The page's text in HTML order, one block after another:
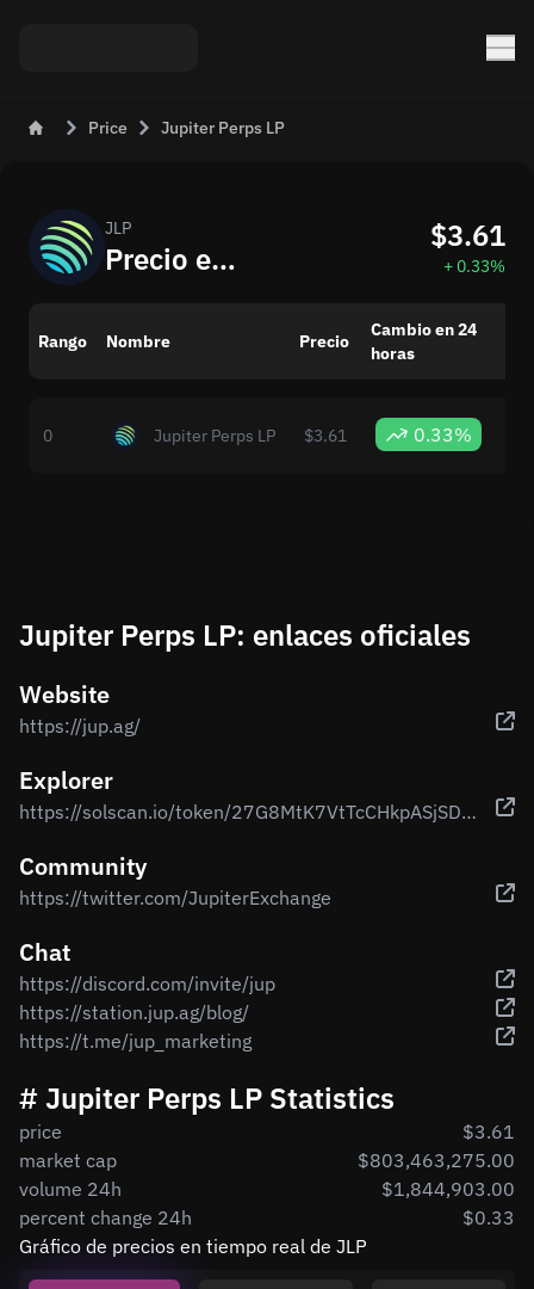
Price Jupiter Perps LP
JLP
Precio en Vivo de Jupiter Perps LP (JLP) Hoy
$3.61
+ 0.33%
Rango Nombre Precio
Cambio en 24
horas
0 Jupiter Perps LP $3.61 0.33%
Jupiter Perps LP: enlaces oficiales
Website
https://jup.ag/
Explorer
https://solscan.io/token/27G8MtK7VtTcCHkpASjSDdkWWYfoqT6ggEuKidVJidD4
Community
https://twitter.com/JupiterExchange
Chat
https://discord.com/invite/jup
https://station.jup.ag/blog/
https://t.me/jup_marketing
# Jupiter Perps LP Statistics
price
$3.61
market cap
$803,463,275.00
volume 24h
$1,844,903.00
percent change 24h
$0.33
Gráfico de precios en tiempo real de JLP